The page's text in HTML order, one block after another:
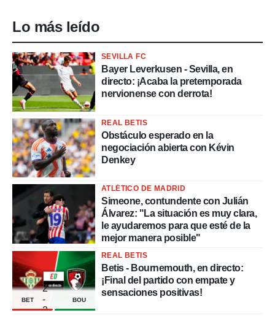
Lo más leído
SEVILLA FC
Bayer Leverkusen - Sevilla, en
directo: ¡Acaba la pretemporada
nervionense con derrota!
REAL BETIS
Obstáculo esperado en la
negociación abierta con Kévin
Denkey
ATLÉTICO DE MADRID
Simeone, contundente con Julián
Álvarez: "La situación es muy clara,
le ayudaremos para que esté de la
mejor manera posible"
BET
2
-
2
BOU
REAL BETIS
Betis - Bournemouth, en directo:
¡Final del partido con empate y
sensaciones positivas!